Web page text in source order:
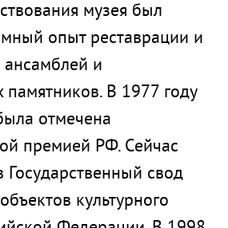
музея был
опыт реставрации и
и
памятников. В 1977 году
отмечена
премией РФ. Сейчас
Государственный свод
культурного